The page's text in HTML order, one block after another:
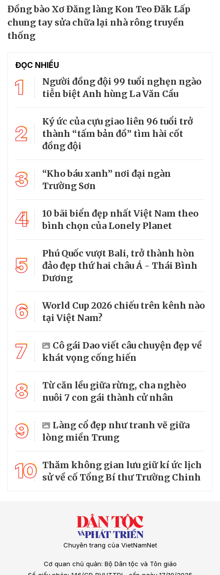
Đồng bào Xơ Đăng làng Kon Teo Đăk Lấp
chung tay sửa chữa lại nhà rông truyền
thống
ĐỌC NHIỀU
1
Người đồng đội 99 tuổi nghẹn ngào
tiễn biệt Anh hùng La Văn Cầu
2
Ký ức của cựu giao liên 96 tuổi trở
thành “tấm bản đồ” tìm hài cốt
đồng đội
3
“Kho báu xanh” nơi đại ngàn
Trường Sơn
4
10 bãi biển đẹp nhất Việt Nam theo
bình chọn của Lonely Planet
5
Phú Quốc vượt Bali, trở thành hòn
đảo đẹp thứ hai châu Á - Thái Bình
Dương
6
World Cup 2026 chiếu trên kênh nào
tại Việt Nam?
7
Cô gái Dao viết câu chuyện đẹp về
khát vọng cống hiến
8
Từ căn lều giữa rừng, cha nghèo
nuôi 7 con gái thành cử nhân
9
Làng cổ đẹp như tranh vẽ giữa
lòng miền Trung
10 Thăm không gian lưu giữ kí ức lịch
sử về cố Tổng Bí thư Trường Chinh
Chuyên trang của VietNamNet
Cơ quan chủ quản: Bộ Dân tộc và Tôn giáo